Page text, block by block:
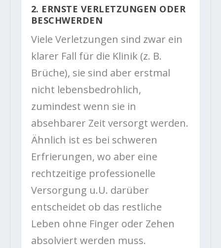
2. ERNSTE VERLETZUNGEN ODER
BESCHWERDEN
Viele Verletzungen sind zwar ein
klarer Fall für die Klinik (z. B.
Brüche), sie sind aber erstmal
nicht lebensbedrohlich,
zumindest wenn sie in
absehbarer Zeit versorgt werden.
Ähnlich ist es bei schweren
Erfrierungen, wo aber eine
rechtzeitige professionelle
Versorgung u.U. darüber
entscheidet ob das restliche
Leben ohne Finger oder Zehen
absolviert werden muss.